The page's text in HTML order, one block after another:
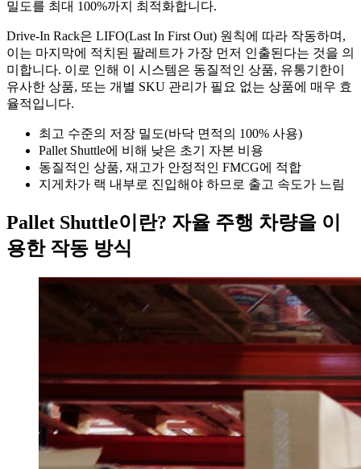
밀도를 최대 100%까지 최적화합니다.
Drive-In Rack은 LIFO(Last In First Out) 원칙에 따라 작동하며,
이는 마지막에 적치된 팔레트가 가장 먼저 인출된다는 것을 의
미합니다. 이로 인해 이 시스템은 동질적인 상품, 유통기한이
유사한 상품, 또는 개별 SKU 관리가 필요 없는 상품에 매우 효
율적입니다.
최고 수준의 저장 밀도(바닥 면적의 100% 사용)
Pallet Shuttle에 비해 낮은 초기 자본 비용
동질적인 상품, 재고가 안정적인 FMCG에 적합
지게차가 랙 내부로 진입해야 하므로 출고 속도가 느림
Pallet Shuttle이란? 자율 주행 차량을 이
용한 작동 방식